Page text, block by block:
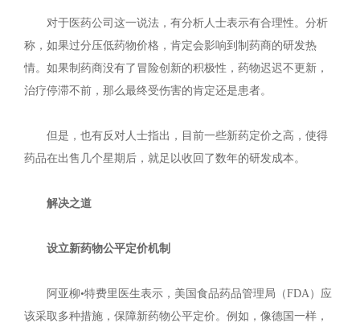
对于医药公司这一说法，有分析人士表示有合理性。分析
称，如果过分压低药物价格，肯定会影响到制药商的研发热
情。如果制药商没有了冒险创新的积极性，药物迟迟不更新，
治疗停滞不前，那么最终受伤害的肯定还是患者。
但是，也有反对人士指出，目前一些新药定价之高，使得
药品在出售几个星期后，就足以收回了数年的研发成本。
解决之道
设立新药物公平定价机制
阿亚柳•特费里医生表示，美国食品药品管理局（FDA）应
该采取多种措施，保障新药物公平定价。例如，像德国一样，